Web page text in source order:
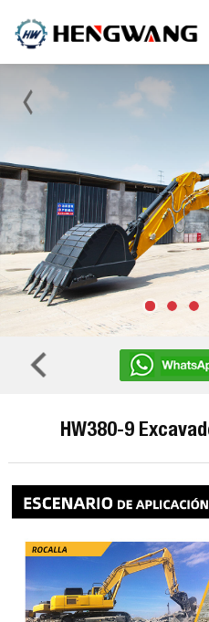
HW380-9